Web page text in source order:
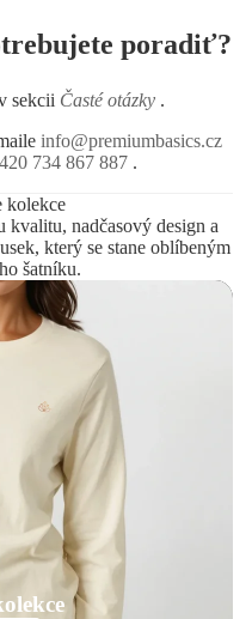
dlo
plň
ky
dn
é
ušetřit?
O nás
poradiť?
sekcii Časté otázky.
info@premiumbasics.cz
734 867 887 .
kolekce
kvalitu, nadčasový design a
který se stane oblíbeným
šatníku.